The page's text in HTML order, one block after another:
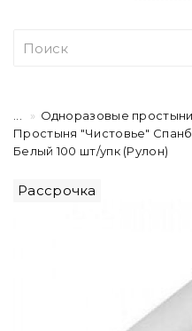
Одноразовые простыни
Простыня "Чистовье"
Белый 100 шт/упк (Рулон)
Рассрочка